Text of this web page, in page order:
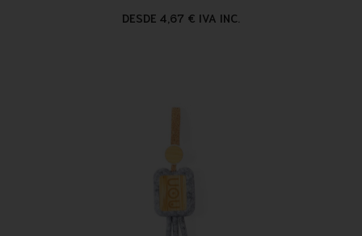
DESDE 4,67 € IVA INC.